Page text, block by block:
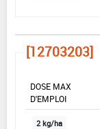
[12703203]
DOSE MAX
D'EMPLOI
2 kg/ha